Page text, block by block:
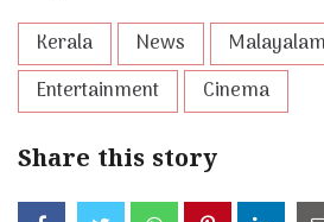
Kerala News
Entertainment
Cinema
Share this story